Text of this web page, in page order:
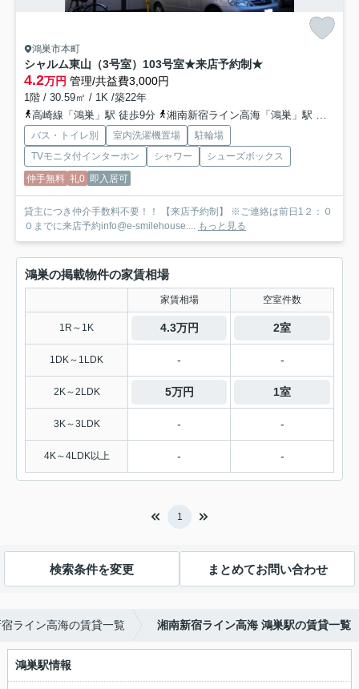
鴻巣市本町
シャルム東山（3号室） 103号室★来店予約制★
4.2万円 管理/共益費3,000円
1階 / 30.59㎡ / 1K /築22年
高崎線「鴻巣」駅 徒歩9分
湘南新宿ライン高海「鴻巣」駅 徒歩9分
バス・トイレ別 室内洗濯機置場
駐輪場
TVモニタ付インターホン
シャワー
シューズボックス
仲手無料 礼0 即入居可
貸主につき仲介手数料不要！！ 【来店予約制】 ※ご連絡は前日1２：０
０までに来店予約info@e-smilehouse.... もっと見る
鴻巣の掲載物件の家賃相場
家賃相場 空室件数
1R～1K 4.3万円 2室
1DK～1LDK - -
2K～2LDK 5万円 1室
3K～3LDK - -
4K～4LDK以上 - -
1
検索条件を変更 まとめてお問い合わせ
ライン高海の賃貸一覧 湘南新宿ライン高海 鴻巣駅の賃貸一覧
鴻巣駅情報